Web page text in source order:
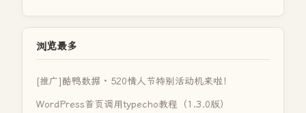
浏览最多
[推广]酷鸭数据 · 520情人节特别活动机来啦！
WordPress首页调用typecho教程（1.3.0版）